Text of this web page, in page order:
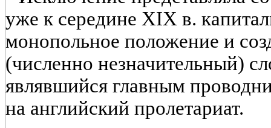
уже к середине XIX в.
монопольное положение и
(численно незначительный)
являвшийся главным
на английский пролетариат.